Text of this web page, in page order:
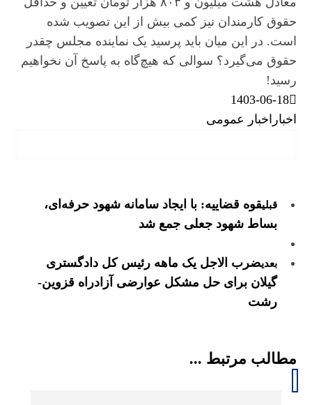
حقوق کارمندان نیز کمی بیش از این تصویب شده
است. در این میان باید پرسید یک نماینده مجلس چقدر
حقوق می‌گیرد؟ سوالی که هیچ‌گاه به پاسخ آن نخواهیم
رسید!
1403-06-18
اخبار اخبار عمومی
قبلیقوه قضاییه: با ایجاد سامانه شهود حرفه‌ای،
بساط شهود جعلی جمع شد
بعدیضرب الاجل یک ماهه رئیس کل دادگستری
گیلان برای حل مشکل عوارضی آزادراه قزوین-
رشت
مطالب مرتبط ...